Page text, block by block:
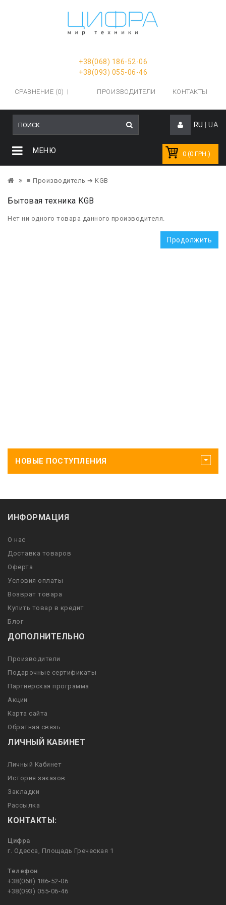
+38(068) 186-52-06
+38(093) 055-06-46
СРАВНЕНИЕ (0) ПРОИЗВОДИТЕЛИ КОНТАКТЫ
RU UA
0 (0 ГРН.)
МЕНЮ
≡ Производитель ➔ KGB
Бытовая техника KGB
Нет ни одного товара данного производителя.
Продолжить
НОВЫЕ ПОСТУПЛЕНИЯ
ИНФОРМАЦИЯ
О нас
Доставка товаров
Оферта
Условия оплаты
Возврат товара
Купить товар в кредит
Блог
ДОПОЛНИТЕЛЬНО
Производители
Подарочные сертификаты
Партнерская программа
Акции
Карта сайта
Обратная связь
ЛИЧНЫЙ КАБИНЕТ
Личный Кабинет
История заказов
Закладки
Рассылка
КОНТАКТЫ:
Цифра
г. Одесса, Площадь Греческая 1
Телефон
+38(068) 186-52-06
+38(093) 055-06-46